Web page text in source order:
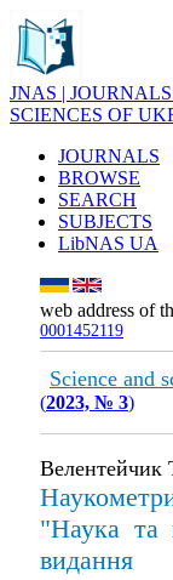
JNAS |
SCIENCES OF
JOURNALS
BROWSE
SEARCH
SUBJECTS
LibNAS UA
web address of
0001452119
Science and
(2023, № 3)
"Наука та
видання